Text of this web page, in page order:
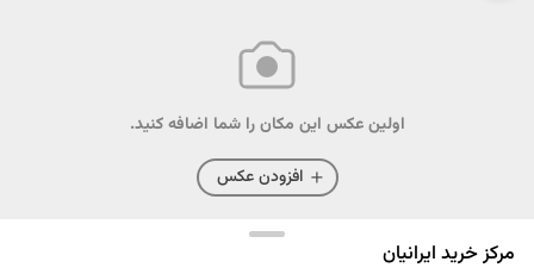
اولین عکس این مکان را شما اضافه کنید.
افزودن عکس
مرکز خرید ایرانیان